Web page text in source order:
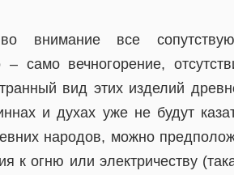
внимание все
– само вечногорение,
вид этих изделий
и духах уже не будут
народов, можно
к огню или электричеству